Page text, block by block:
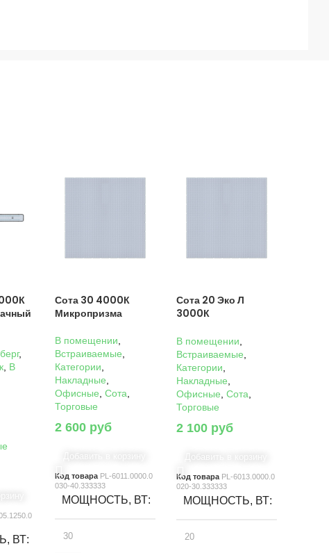
,
В
ВТ
Сота 30 4000К
Микропризма
В помещении
Встраиваемые
Категории
Накладные
Офисные ,Сота
Торговые
2 600 руб
Код товара PL-6011.0000.0
030-40.333333
МОЩНОСТЬ, ВТ
30
Сота 20 Эко Л
3000К
В помещении
Встраиваемые
Категории
Накладные
Офисные ,Сота
Торговые
2 100 руб
Код товара PL-6013.0000.0
020-30.333333
МОЩНОСТЬ, ВТ
20